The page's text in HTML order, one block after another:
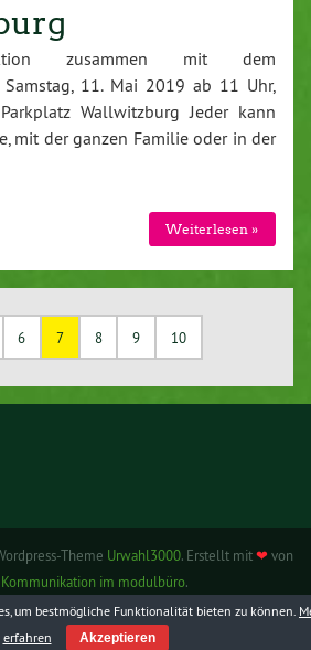
zusammen mit dem
11. Mai 2019 ab 11 Uhr,
Wallwitzburg Jeder kann
mit der ganzen Familie oder in der
Weiterlesen »
6 7 8 9 10
Theme Urwahl3000. Erstellt mit❤ von
im modulbüro.
um bestmögliche Funktionalität bieten zu können.
erfahren
Akzeptieren